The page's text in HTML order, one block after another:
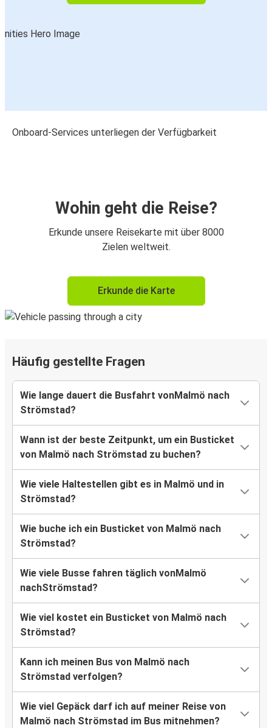
Onboard-Services unterliegen der Verfügbarkeit
Wohin geht die Reise?
Erkunde unsere Reisekarte mit über 8000
Zielen weltweit.
Erkunde die Karte
Häufig gestellte Fragen
Wie lange dauert die Busfahrt vonMalmö nach
Strömstad?
Wann ist der beste Zeitpunkt, um ein Busticket
von Malmö nach Strömstad zu buchen?
Wie viele Haltestellen gibt es in Malmö und in
Strömstad?
Wie buche ich ein Busticket von Malmö nach
Strömstad?
Wie viele Busse fahren täglich vonMalmö
nachStrömstad?
Wie viel kostet ein Busticket von Malmö nach
Strömstad?
Kann ich meinen Bus von Malmö nach
Strömstad verfolgen?
Wie viel Gepäck darf ich auf meiner Reise von
Malmö nach Strömstad im Bus mitnehmen?